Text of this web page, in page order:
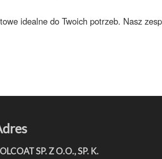
idealne do Twoich potrzeb. Nasz
SP. Z O.O., SP. K.